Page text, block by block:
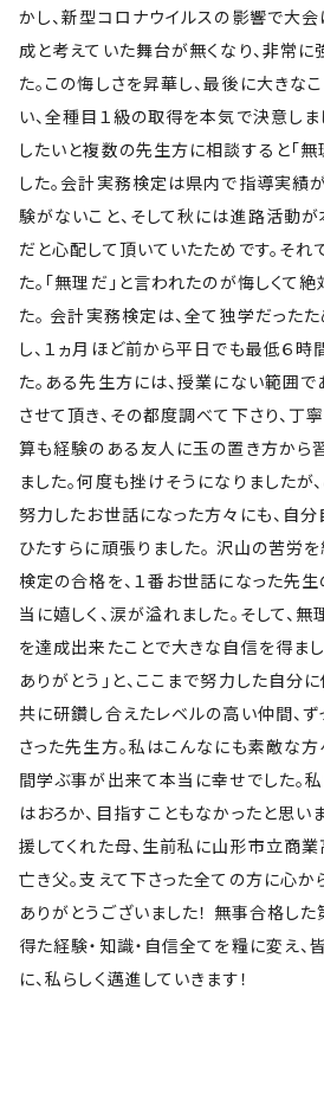
かし、新型コロナウイルスの影響で大
成と考えていた舞台が無くなり、非常
た。この悔しさを昇華し、最後に大きな
い、全種目１級の取得を本気で決意し
したいと複数の先生方に相談すると「
した。会計実務検定は県内で指導実績
験がないこと、そして秋には進路活動
だと心配して頂いていたためです。それ
た。「無理だ」と言われたのが悔しくて
た。 会計実務検定は、全て独学だった
し、１ヵ月ほど前から平日でも最低６時
た。ある先生方には、授業にない範囲
させて頂き、その都度調べて下さり、丁
算も経験のある友人に玉の置き方から
ました。何度も挫けそうになりましたが
努力したお世話になった方々にも、自分
ひたすらに頑張りました。 沢山の苦労
検定の合格を、１番お世話になった先
当に嬉しく、涙が溢れました。そして、
を達成出来たことで大きな自信を得まし
ありがとう」と、ここまで努力した自分
共に研鑽し合えたレベルの高い仲間、
さった先生方。私はこんなにも素敵な
間学ぶ事が出来て本当に幸せでした。
はおろか、目指すこともなかったと思い
援してくれた母、生前私に山形市立商
亡き父。支えて下さった全ての方に心か
ありがとうございました！ 無事合格し
得た経験・知識・自信全てを糧に変え
に、私らしく邁進していきます！